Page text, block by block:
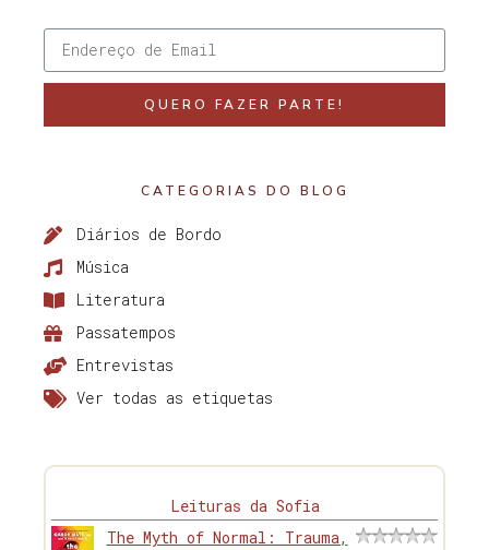
QUERO FAZER PARTE!
CATEGORIAS DO BLOG
Diários de Bordo
Música
Literatura
Passatempos
Entrevistas
Ver todas as etiquetas
Leituras da Sofia
The Myth of Normal: Trauma,